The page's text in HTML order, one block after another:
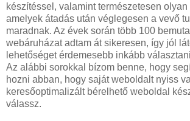
készítéssel, valamint természetesen
amelyek átadás után véglegesen a vevő
maradnak. Az évek során több 100
webáruházat adtam át sikeresen, így jól
lehetőséget érdemesebb inkább
Az alábbi sorokkal bízom benne, hogy
hozni abban, hogy saját weboldalt nyiss
keresőoptimalizált bérelhető weboldal
válassz.